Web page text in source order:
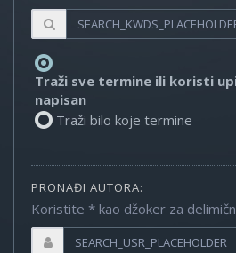
Traži sve termine ili koristi
napisan
Traži bilo koje termine
PRONAĐI AUTORA:
Koristite * kao džoker za